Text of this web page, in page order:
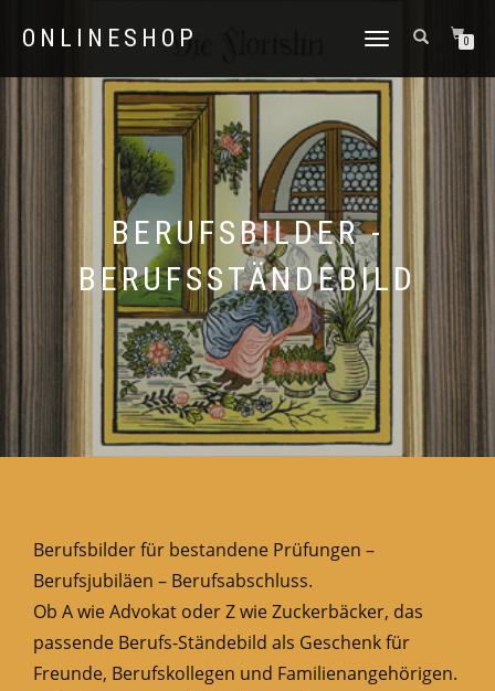
ONLINESHOP
NAVIGATION
0
BERUFSBILDER -
BERUFSSTÄNDEBILD
Berufsbilder für bestandene Prüfungen –
Berufsjubiläen – Berufsabschluss.
Ob A wie Advokat oder Z wie Zuckerbäcker, das
passende Berufs-Ständebild als Geschenk für
Freunde, Berufskollegen und Familienangehörigen.